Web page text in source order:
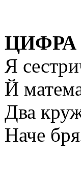
ЦИФРА
Я
Й
Два
Наче